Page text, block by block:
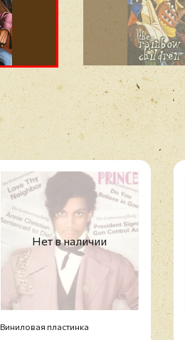
Нет в наличии
Виниловая пластинка